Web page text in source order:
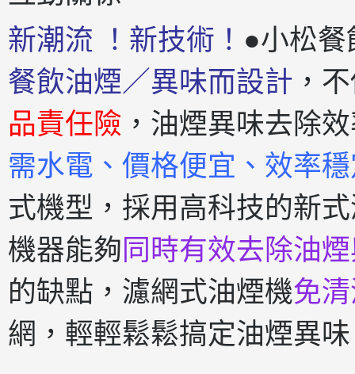
新潮流 ！新技術！ ●小松餐
餐飲油煙／異味而設計 ，
品責任險 ，油煙異味去除
需水電、價格便宜、效率
式機型，採用高科技的新
機器能夠同時有效去除油
的缺點，濾網式油煙機免
網，輕輕鬆鬆搞定油煙異